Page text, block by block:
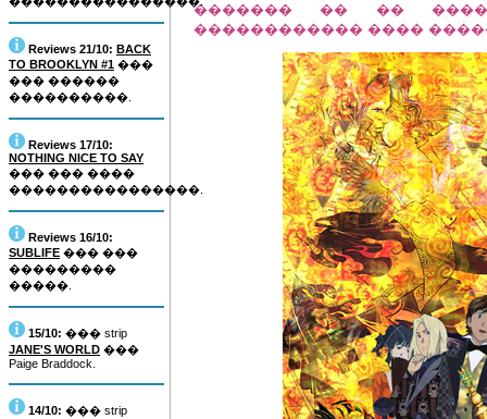
Reviews 21/10: BACK
TO BROOKLYN #1 ���
��� ������
����������.
Reviews 17/10:
NOTHING NICE TO SAY
��� ��� ����
����������������.
Reviews 16/10:
SUBLIFE ��� ���
���������
�����.
15/10: ��� strip
JANE'S WORLD ���
Paige Braddock.
14/10: ��� strip
������� �� ��
������������ ���� �������